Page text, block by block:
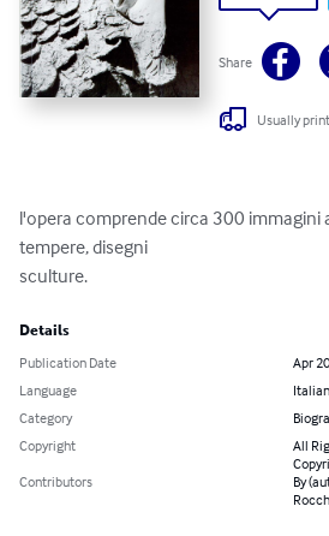
Share
Usually
l'opera comprende circa 300 immagini
tempere, disegni
sculture.
Details
Publication Date
Apr
Language
Italian
Category
Copyright
All
Contributors
By